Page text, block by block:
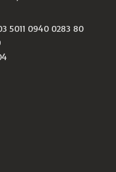
5011 0940 0283 80